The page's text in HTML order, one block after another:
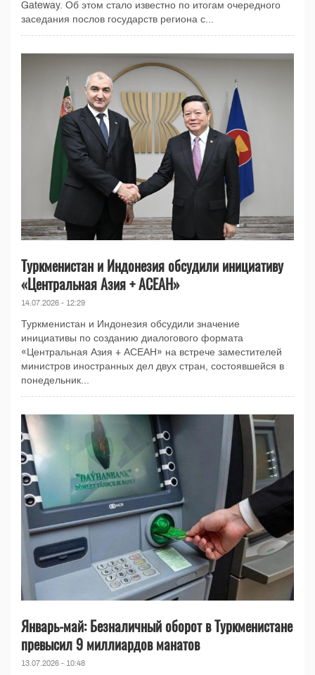
Gateway. Об этом стало известно по итогам очередного
заседания послов государств региона с...
Туркменистан и Индонезия обсудили инициативу
«Центральная Азия + АСЕАН»
14.07.2026 - 12:29
Туркменистан и Индонезия обсудили значение
инициативы по созданию диалогового формата
«Центральная Азия + АСЕАН» на встрече заместителей
министров иностранных дел двух стран, состоявшейся в
понедельник...
Январь-май: Безналичный оборот в Туркменистане
превысил 9 миллиардов манатов
13.07.2026 - 10:48